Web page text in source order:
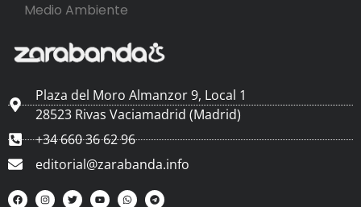
Medio Ambiente
Plaza del Moro Almanzor 9, Local 1
28523 Rivas Vaciamadrid (Madrid)
+34 660 36 62 96
editorial@zarabanda.info